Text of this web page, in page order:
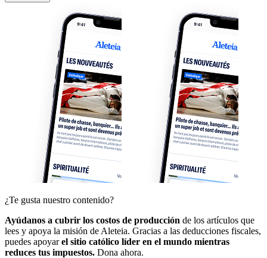
¿Te gusta nuestro contenido?
Ayúdanos a cubrir los costos de producción de los artículos que
lees y apoya la misión de Aleteia. Gracias a las deducciones fiscales,
puedes apoyarel sitio católico líder en el mundo mientras
reduces tus impuestos. Dona ahora.